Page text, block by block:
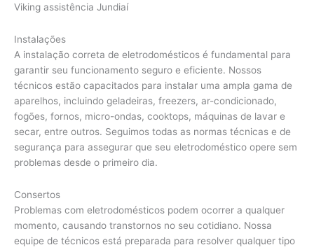
Viking assistência Jundiaí
Instalações
A instalação correta de eletrodomésticos é fundamental para
garantir seu funcionamento seguro e eficiente. Nossos
técnicos estão capacitados para instalar uma ampla gama de
aparelhos, incluindo geladeiras, freezers, ar-condicionado,
fogões, fornos, micro-ondas, cooktops, máquinas de lavar e
secar, entre outros. Seguimos todas as normas técnicas e de
segurança para assegurar que seu eletrodoméstico opere sem
problemas desde o primeiro dia.
Consertos
Problemas com eletrodomésticos podem ocorrer a qualquer
momento, causando transtornos no seu cotidiano. Nossa
equipe de técnicos está preparada para resolver qualquer tipo